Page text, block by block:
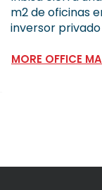
m2 de oficinas
inversor privado
MORE OFFICE